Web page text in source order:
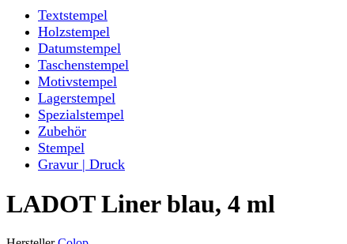
Textstempel
Holzstempel
Datumstempel
Taschenstempel
Motivstempel
Lagerstempel
Spezialstempel
Zubehör
Stempel
Gravur | Druck
LADOT Liner blau, 4 ml